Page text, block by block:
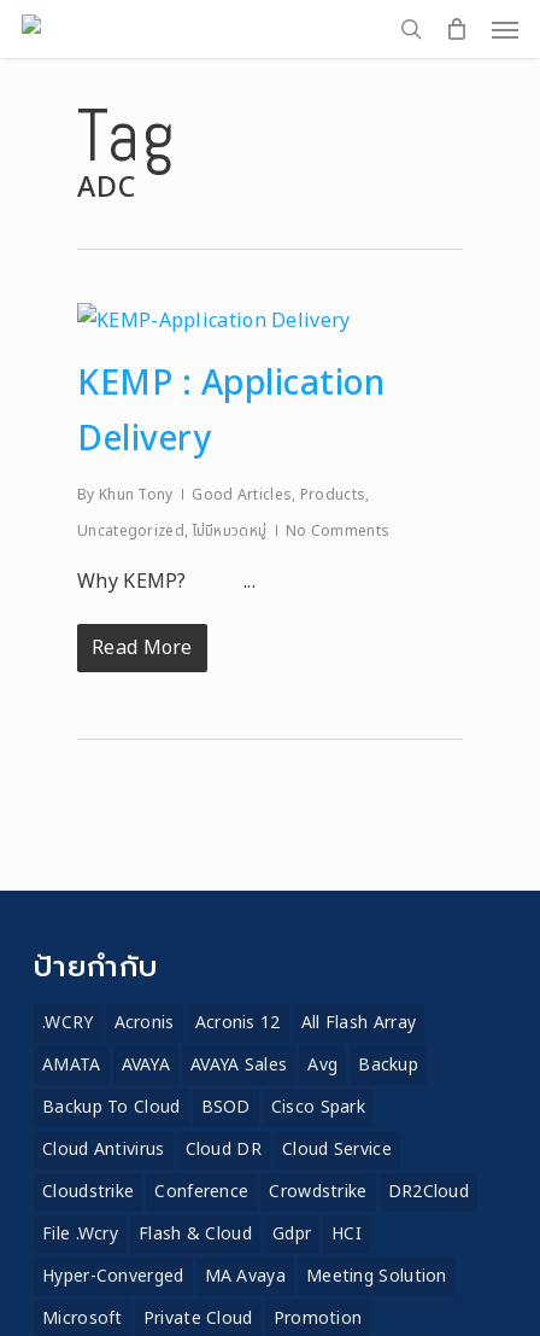
Skip
to
search
Tag
ADC
KEMP : Application
Delivery
By Khun Tony Good Articles, Products,
Uncategorized,ไม่มีหมวดหมู่ No Comments
Why KEMP? ...
Read More
ป้ายกำกับ
.WCRY Acronis Acronis 12
All Flash Array
AMATA
AVAYA AVAYA Sales Avg
Backup
Backup To Cloud
BSOD
Cisco Spark
Cloud Antivirus
Cloud DR
Cloud Service
Cloudstrike
Conference Crowdstrike
DR2Cloud
File .wcry
Flash & Cloud Gdpr
HCI
Hyper-Converged
MA Avaya
Meeting Solution
Microsoft
Private Cloud
Promotion